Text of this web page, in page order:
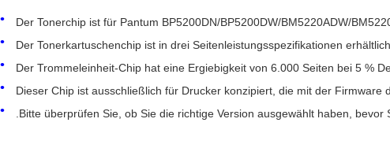
Der Tonerchip ist für Pantum BP5200DN/BP5200DW/BM5220ADW/
Der Tonerkartuschenchip ist in drei Seitenleistungsspezifikationen
Der Trommeleinheit-Chip hat eine Ergiebigkeit von 6.000 Seiten bei 5 %
Dieser Chip ist ausschließlich für Drucker konzipiert, die mit der Firmware
.Bitte überprüfen Sie, ob Sie die richtige Version ausgewählt haben, bevor